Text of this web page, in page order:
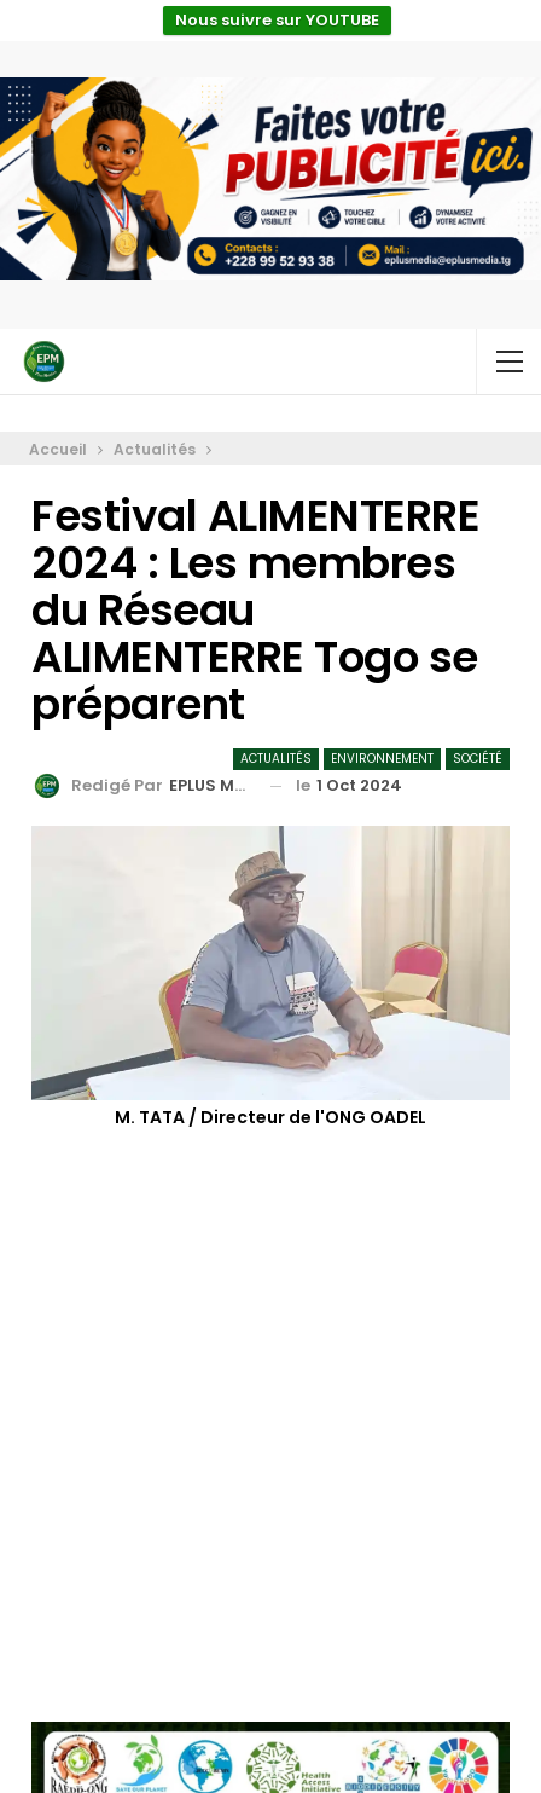
Nous suivre sur YOUTUBE
Accueil Actualités
Festival ALIMENTERRE
2024 : Les membres
du Réseau
ALIMENTERRE Togo se
préparent
ACTUALITÉS ENVIRONNEMENT SOCIÉTÉ
Redigé Par EPLUS MEDIA TV le 1 Oct 2024
M. TATA / Directeur de l'ONG OADEL